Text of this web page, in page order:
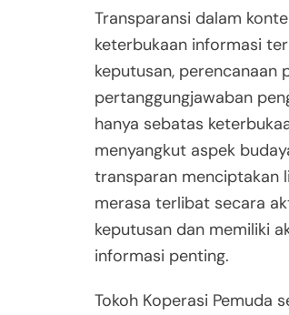
Transparansi dalam
keterbukaan informasi
keputusan, perencanaan
pertanggungjawaban
hanya sebatas
menyangkut aspek
transparan menciptakan
merasa terlibat secara
keputusan dan memiliki
informasi penting.
Tokoh Koperasi Pemuda